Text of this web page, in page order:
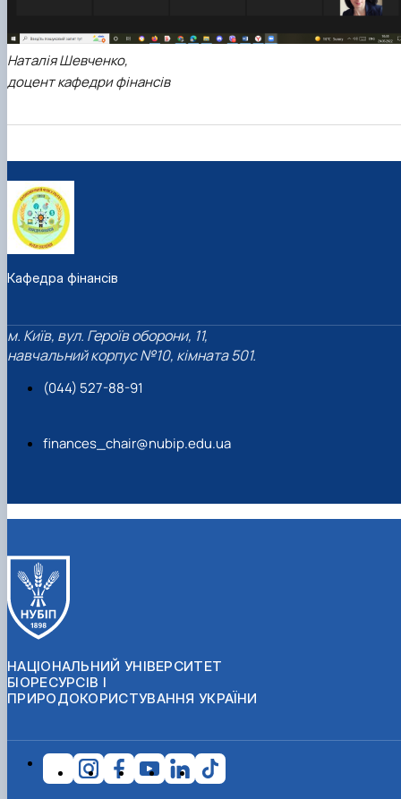
Наталія Шевченко,
доцент кафедри фінансів
Кафедра фінансів
м. Київ, вул. Героїв оборони, 11,
навчальний корпус №10, кімната 501.
(044) 527-88-91
finances_chair@nubip.edu.ua
НАЦІОНАЛЬНИЙ УНІВЕРСИТЕТ
БІОРЕСУРСІВ І
ПРИРОДОКОРИСТУВАННЯ УКРАЇНИ